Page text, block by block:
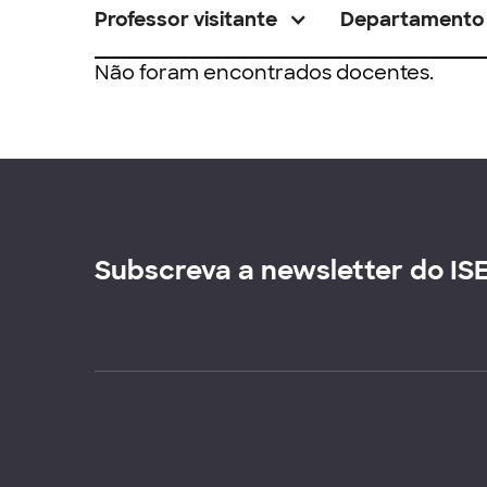
Professor visitante Departamento
Não foram encontrados docentes.
Subscreva a newsletter do